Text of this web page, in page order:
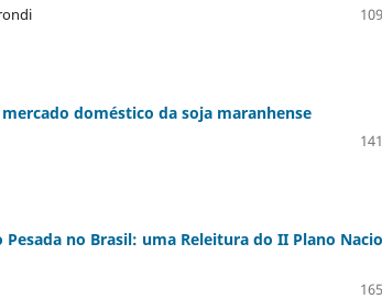
doméstico da soja maranhense
no Brasil: uma Releitura do II Plano